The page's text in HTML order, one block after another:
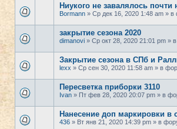
Ниукого не завалялось
Bormann » Ср дек 16, 2020 1:48 am »
закрытие сезона 2020
dimanovi » Ср окт 28, 2020 21:01 pm »
Закрытие сезона в СПб и
lexx » Ср сен 30, 2020 11:58 am » в
Пересветка приборки 3110
Ivan » Пт фев 28, 2020 20:07 pm » в
Нанесение доп маркировки в
436 » Вт янв 21, 2020 14:39 pm » в